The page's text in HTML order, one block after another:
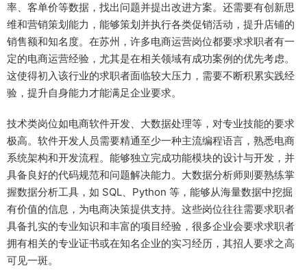
率、客单价等数据，找出问题并提出改进方案。还需要有创新思
维和营销策划能力，能够策划并执行各类促销活动，提升店铺的
销售额和知名度。在苏州，许多电商运营岗位都要求求职者有一
定的电商运营经验，尤其是在相关领域有成功案例的优先考虑。
这使得初入该行业的求职者面临较大压力，需要不断积累实践经
验，提升自身能力才能满足企业要求。
技术类岗位如电商软件开发、大数据处理等，对专业技能的要求
极高。软件开发人员需要精通至少一种主流编程语言，熟悉电商
系统架构和开发流程。能够独立完成功能模块的设计与开发，并
具备良好的代码规范和问题解决能力。大数据分析师则要熟练掌
握数据分析工具，如 SQL、Python 等，能够从海量数据中挖掘
有价值的信息，为电商决策提供支持。这些岗位往往需要求职者
具备扎实的专业知识和丰富的项目经验，很多企业会要求求职者
拥有相关的专业证书或在知名企业的实习经历，其招人要求之高
可见一斑。